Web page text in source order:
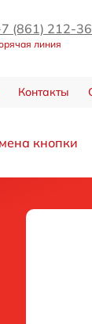
(861) 212-
линия
Контакты
кнопки